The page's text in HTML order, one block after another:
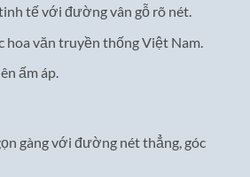
tế với đường vân gỗ rõ nét.
hoa văn truyền thống Việt Nam.
ấm áp.
gàng với đường nét thẳng, góc